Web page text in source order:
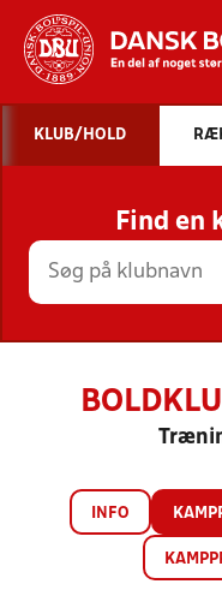
STILLINGER,
KLUB/HOLD
Find en
INFO